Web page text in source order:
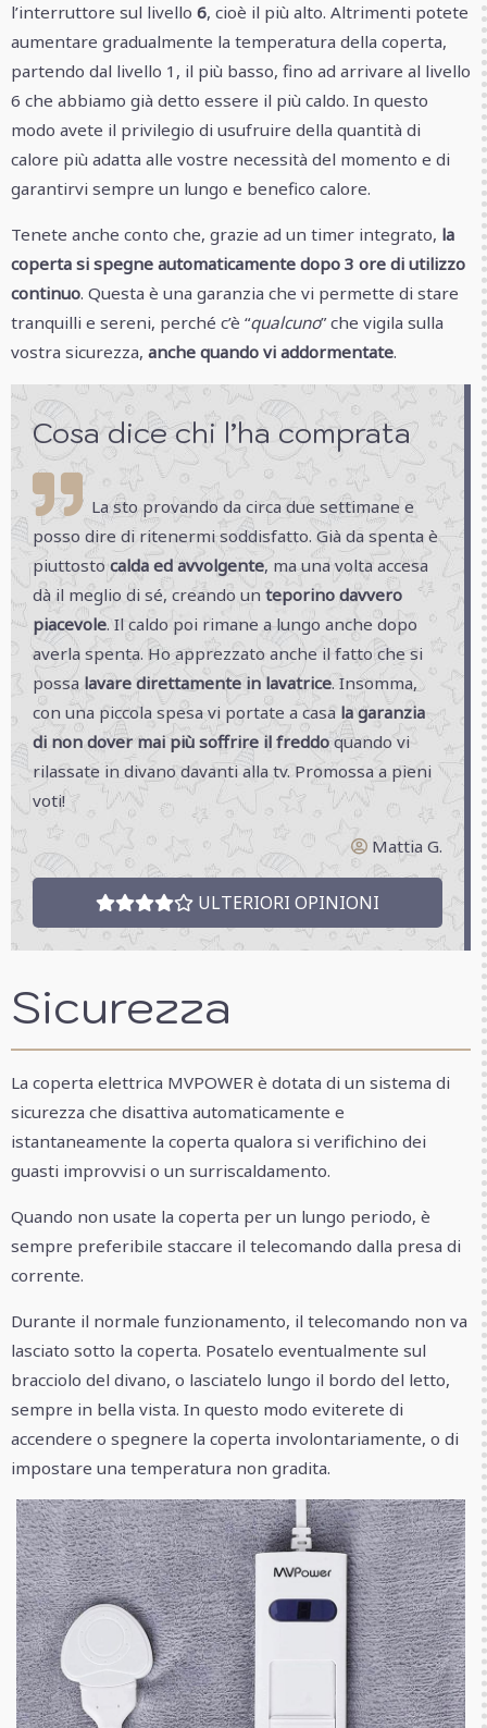
l’interruttore sul livello 6, cioè il più alto. Altrimenti potete
aumentare gradualmente la temperatura della coperta,
partendo dal livello 1, il più basso, fino ad arrivare al livello
6 che abbiamo già detto essere il più caldo. In questo
modo avete il privilegio di usufruire della quantità di
calore più adatta alle vostre necessità del momento e di
garantirvi sempre un lungo e benefico calore.
Tenete anche conto che, grazie ad un timer integrato, la
coperta si spegne automaticamente dopo 3 ore di utilizzo
continuo. Questa è una garanzia che vi permette di stare
tranquilli e sereni, perché c’è “qualcuno” che vigila sulla
vostra sicurezza, anche quando vi addormentate.
Cosa dice chi l’ha comprata
La sto provando da circa due settimane e
posso dire di ritenermi soddisfatto. Già da spenta è
piuttostocalda ed avvolgente, ma una volta accesa
dà il meglio di sé, creando un teporino davvero
piacevole. Il caldo poi rimane a lungo anche dopo
averla spenta. Ho apprezzato anche il fatto che si
possa lavare direttamente in lavatrice. Insomma,
con una piccola spesa vi portate a casa la garanzia
di non dover mai più soffrire il freddoquando vi
rilassate in divano davanti alla tv. Promossa a pieni
voti!
Mattia G.
ULTERIORI OPINIONI
Sicurezza
La coperta elettrica MVPOWER è dotata di un sistema di
sicurezza che disattiva automaticamente e
istantaneamente la coperta qualora si verifichino dei
guasti improvvisi o un surriscaldamento.
Quando non usate la coperta per un lungo periodo, è
sempre preferibile staccare il telecomando dalla presa di
corrente.
Durante il normale funzionamento, il telecomando non va
lasciato sotto la coperta. Posatelo eventualmente sul
bracciolo del divano, o lasciatelo lungo il bordo del letto,
sempre in bella vista. In questo modo eviterete di
accendere o spegnere la coperta involontariamente, o di
impostare una temperatura non gradita.